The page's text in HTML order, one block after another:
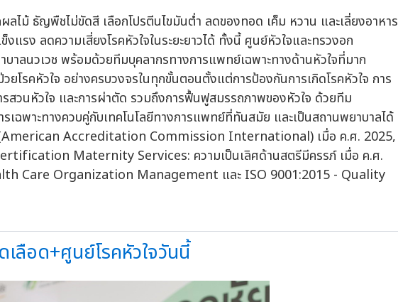
ลไม้ ธัญพืชไม่ขัดสี เลือกโปรตีนไขมันต่ำ ลดของทอด เค็ม หวาน และเลี่ยงอาหาร
งแรง ลดความเสี่ยงโรคหัวใจในระยะยาวได้ ทั้งนี้ ศูนย์หัวใจและทรวงอก
าลนวเวช พร้อมด้วยทีมบุคลากรทางการแพทย์เฉพาะทางด้านหัวใจที่มาก
ยโรคหัวใจ อย่างครบวงจรในทุกขั้นตอนตั้งแต่การป้องกันการเกิดโรคหัวใจ การ
รสวนหัวใจ และการผ่าตัด รวมถึงการฟื้นฟูสมรรถภาพของหัวใจ ด้วยทีม
เฉพาะทางควบคู่กับเทคโนโลยีทางการแพทย์ที่ทันสมัย และเป็นสถานพยาบาลได้
(American Accreditation Commission International) เมื่อ ค.ศ. 2025,
Maternity Services: ความเป็นเลิศด้านสตรีมีครรภ์ เมื่อ ค.ศ.
Care Organization Management และ ISO 9001:2015 - Quality
เลือด+ศูนย์โรคหัวใจวันนี้